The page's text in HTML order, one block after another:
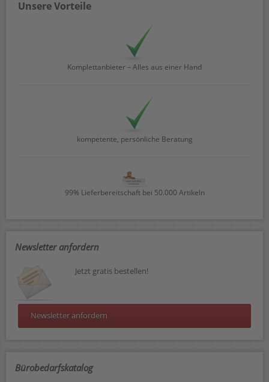
Unsere Vorteile
Komplettanbieter – Alles aus einer Hand
kompetente, persönliche Beratung
99% Lieferbereitschaft bei 50.000 Artikeln
Newsletter anfordern
Jetzt gratis bestellen!
Newsletter anfordern
Bürobedarfskatalog